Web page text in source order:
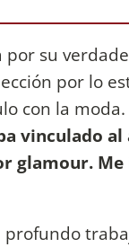
su
por lo
con la moda.
vinculado
glamour.